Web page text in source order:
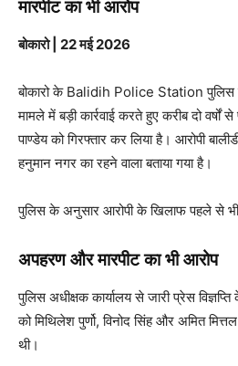
मारपीट का भी आरोप
बोकारो | 22 मई 2026
बोकारो के Balidih Police Station पुलिस
मामले में बड़ी कार्रवाई करते हुए करीब दो
पाण्डेय को गिरफ्तार कर लिया है। आरोपी
हनुमान नगर का रहने वाला बताया गया है।
पुलिस के अनुसार आरोपी के खिलाफ पहले से
अपहरण और मारपीट का भी आरोप
पुलिस अधीक्षक कार्यालय से जारी प्रेस
को मिथिलेश पुर्णो, विनोद सिंह और अमित
थी।